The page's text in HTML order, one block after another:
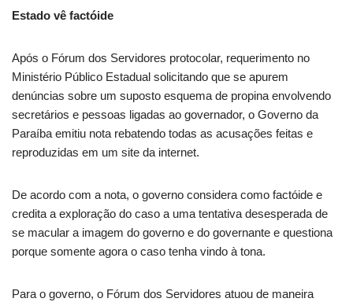
Estado vê factóide
Após o Fórum dos Servidores protocolar, requerimento no
Ministério Público Estadual solicitando que se apurem
denúncias sobre um suposto esquema de propina envolvendo
secretários e pessoas ligadas ao governador, o Governo da
Paraíba emitiu nota rebatendo todas as acusações feitas e
reproduzidas em um site da internet.
De acordo com a nota, o governo considera como factóide e
credita a exploração do caso a uma tentativa desesperada de
se macular a imagem do governo e do governante e questiona
porque somente agora o caso tenha vindo à tona.
Para o governo, o Fórum dos Servidores atuou de maneira